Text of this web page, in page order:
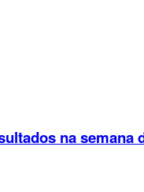
na semana